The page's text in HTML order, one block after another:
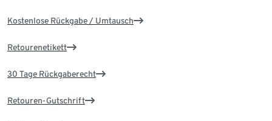
Kostenlose Rückgabe / Umtausch
Retourenetikett
30 Tage Rückgaberecht
Retouren-Gutschrift